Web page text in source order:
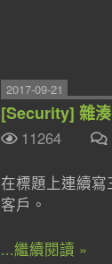
2017-09-21
[Security] 雜湊
11264
在標題上連續
客戶。
...繼續閱讀 »